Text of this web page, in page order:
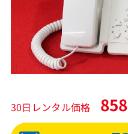
30日レンタル価格 858